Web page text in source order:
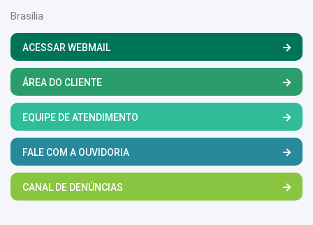
Brasília
ACESSAR WEBMAIL
ÁREA DO CLIENTE
EQUIPE DE ATENDIMENTO
FALE COM A OUVIDORIA
CANAL DE DENÚNCIAS